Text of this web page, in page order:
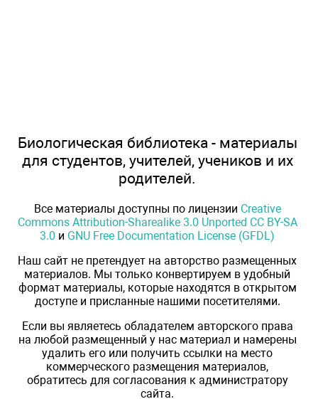
Биологическая библиотека - материалы
для студентов, учителей, учеников и их
родителей.
Все материалы доступны по лицензии Creative
Commons Attribution-Sharealike 3.0 Unported CC BY-SA
3.0 и GNU Free Documentation License (GFDL)
Наш сайт не претендует на авторство размещенных
материалов. Мы только конвертируем в удобный
формат материалы, которые находятся в открытом
доступе и присланные нашими посетителями.
Если вы являетесь обладателем авторского права
на любой размещенный у нас материал и намерены
удалить его или получить ссылки на место
коммерческого размещения материалов,
обратитесь для согласования к администратору
сайта.